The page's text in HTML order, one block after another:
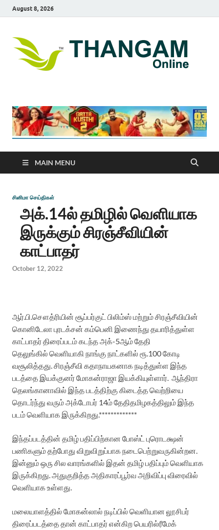
August 8, 2026
MAIN MENU
சினிமா செய்திகள்
அக்.14ல் தமிழில் வெளியாக
இருக்கும் சிரஞ்சீவியின்
காட்பாதர்
October 12, 2022
ஆர்பி சௌத்ரியின் சூப்பர்குட் பிலிம்ஸ்மற்றும்சிரஞ்சீவியின்
கொனிடேலாபுரடக்சன் கம்பெனி இணைந்து தயாரித்துள்ள
காட்பாதர்திரைப்படம்கடந்தஅக்-5ஆம்தேதி
தெலுங்கில் வெளியாகி நாங்கு நாட்களில் ரூ.100 கோடி
வசூலித்தது. சிரஞ்சீவி கதாநாயகனாகநடித்துள்ள இந்த
படத்தை இயக்குனர்மோகன்ராஜா இயக்கியுள்ளார் ஆந்திரா
தெலங்கானாவில் இந்தபடத்திற்கு கிடைத்தவெற்றியை
தொடர்ந்து வரும்அக்டோபர் 14ம்தேதிதமிழகத்திலும் இந்த
படம்வெளியாக இருக்கிறது.*************
இந்தப்படத்தின் தமிழ்பதிப்பிற்கான போஸ்ட் புரொடக்ஷன்
பணிகளும்தற்போது விறுவிறுப்பாகநடைபெற்றுவருகின்றன
இன்னும்ஒரு சில வாரங்களில் இதன் தமிழ்பதிப்பும்வெளியாக
இருக்கிறது அதுகுறித்தஅதிகாரப்பூர்வ அறிவிப்பு விரைவில்
வெளியாகஉள்ளது
மலையாளத்தில் மோகன்லால் நடிப்பில் வெளியான லூசிபர்
திரைப்படத்தைதான் காட்பாதர்என்கிறபெயரில்ரீமேக்